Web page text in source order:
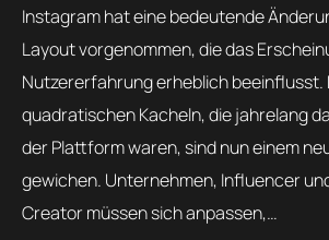
Instagram hat eine bedeutende
Layout vorgenommen, die das
Nutzererfahrung erheblich beeinflusst.
quadratischen Kacheln, die jahrelang
der Plattform waren, sind nun einem
gewichen. Unternehmen, Influencer
Creator müssen sich anpassen,…